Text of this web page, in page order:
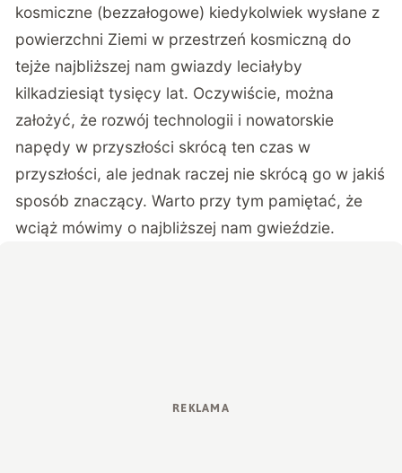
kosmiczne (bezzałogowe) kiedykolwiek wysłane z
powierzchni Ziemi w przestrzeń kosmiczną do
tejże najbliższej nam gwiazdy leciałyby
kilkadziesiąt tysięcy lat. Oczywiście, można
założyć, że rozwój technologii i nowatorskie
napędy w przyszłości skrócą ten czas w
przyszłości, ale jednak raczej nie skrócą go w jakiś
sposób znaczący. Warto przy tym pamiętać, że
wciąż mówimy o najbliższej nam gwieździe.